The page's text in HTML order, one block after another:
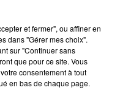
et fermer", ou affiner en
dans "Gérer mes choix".
sur "Continuer sans
que pour ce site. Vous
consentement à tout
en bas de chaque page.